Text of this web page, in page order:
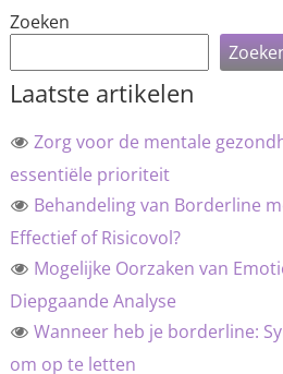
Zoeken
Laatste artikelen
Zorg voor de mentale
essentiële prioriteit
Behandeling van Borderline
Effectief of Risicovol?
Mogelijke Oorzaken van
Diepgaande Analyse
Wanneer heb je borderline:
om op te letten